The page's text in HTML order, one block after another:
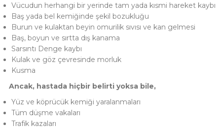
Vücudun herhangi bir yerinde tam yada kısmi hareket kaybı
Baş yada bel kemiğinde şekil bozukluğu
Burun ve kulaktan beyin omurilik sıvısı ve kan gelmesi
Baş, boyun ve sırtta dış kanama
Sarsıntı Denge kaybı
Kulak ve göz çevresinde morluk
Kusma
Ancak, hastada hiçbir belirti yoksa bile,
Yüz ve köprücük kemiği yaralanmaları
Tüm düşme vakaları
Trafik kazaları